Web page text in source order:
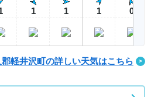
1 1 1 0
軽井沢町の詳しい天気はこちら